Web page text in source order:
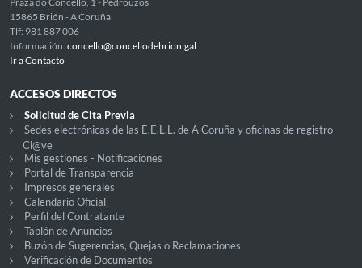
15865 Brión - A Coruña
Tlf: 981 887 006
Información: concello@concellodebrion.gal
Ir a Contacto
ACCESOS DIRECTOS
Solicitud de Cita Previa
Sedes electrónicas de las E.E.L.L. de A Coruña y oficinas de registro
Cl@ve
Mis gestiones - Notificaciones
Portal de Transparencia
Impresos generales
Calendario Oficial
Perfil del Contratante
Tablón de Anuncios
Buzón de Sugerencias, Quejas o Reclamaciones
Verificación de Documentos